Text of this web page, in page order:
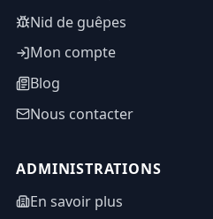
Nid de guêpes
Mon compte
Blog
Nous contacter
ADMINISTRATIONS
En savoir plus